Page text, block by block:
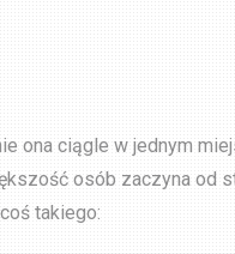
ona ciągle w jednym
osób zaczyna od
takiego: